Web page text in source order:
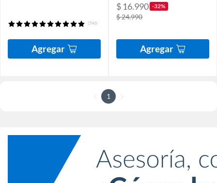
(546)
Agregar
$ 16.990 -32%
$ 24.990
Agregar
1